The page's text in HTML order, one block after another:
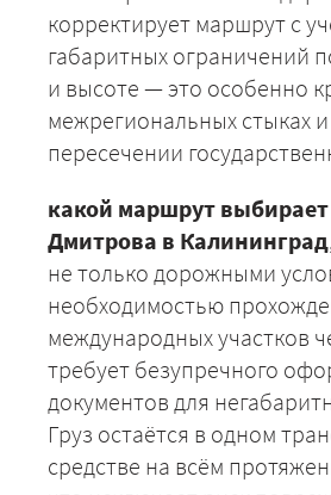
корректирует маршрут с
габаритных ограничений
и высоте — это особенно
межрегиональных стыках
пересечении
какой маршрут
Дмитрова в Калининград
не только дорожными
необходимостью
международных участков
требует безупречного
документов для
Груз остаётся в одном
средстве на всём
+7